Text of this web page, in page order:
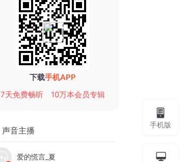
下载手机APP
7天免费畅听
10万本会员专辑
声音主播
爱的慌言_夏
手机版